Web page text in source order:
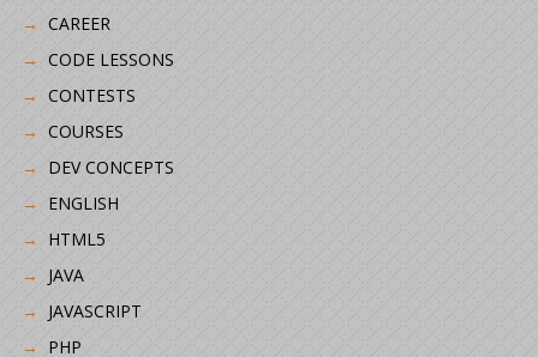
CAREER
CODE LESSONS
CONTESTS
COURSES
DEV CONCEPTS
ENGLISH
HTML5
JAVA
JAVASCRIPT
PHP